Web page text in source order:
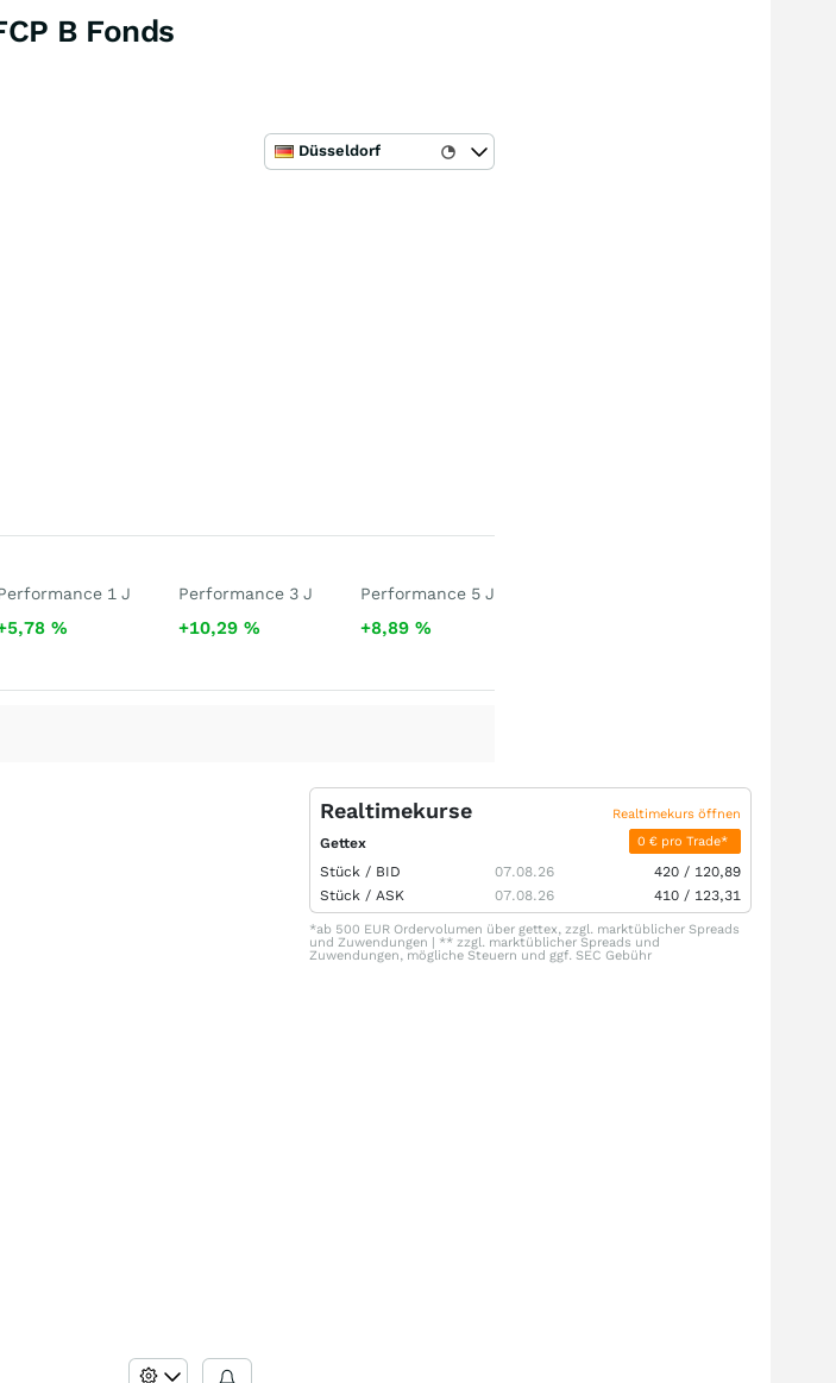
B Fonds
Düsseldorf
1 J
%
Performance 3 J
+10,29%
Performance 5 J
+8,89 %
Realtimekurse Realtimekurs öffnen
Gettex 0 € pro Trade*
Stück / BID 07.08.26 420 / 120,89
Stück / ASK 07.08.26 410 / 123,31
*ab 500 EUR Ordervolumen über gettex, zzgl. marktüblicher Spreads
und Zuwendungen | ** zzgl. marktüblicher Spreads und
Zuwendungen, mögliche Steuern und ggf. SEC Gebühr